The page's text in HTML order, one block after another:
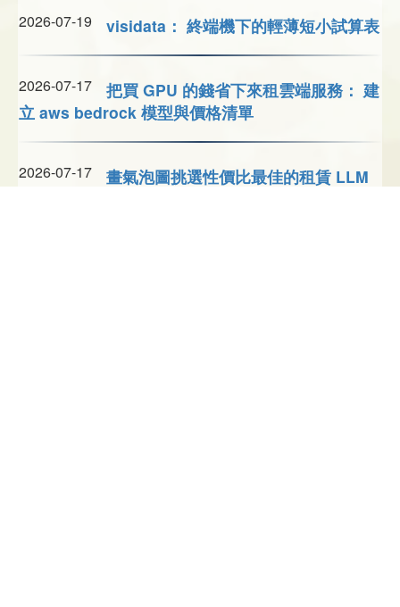
2026-07-19 visidata： 終端機下的輕薄短小試算表
2026-07-17
把買 GPU 的錢省下來租雲端服務： 建
立 aws bedrock 模型與價格清單
2026-07-17 畫氣泡圖挑選性價比最佳的租賃 LLM